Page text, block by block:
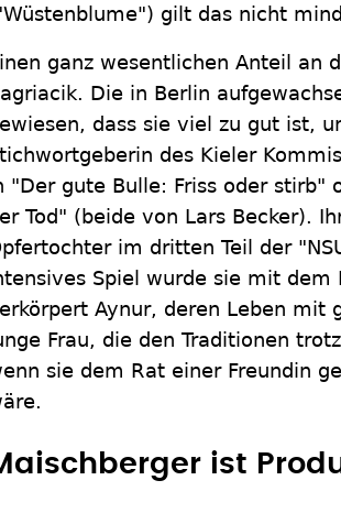
gilt das nicht
ganz wesentlichen Anteil an
Die in Berlin
dass sie viel zu gut ist,
des Kieler
"Der gute Bulle: Friss oder stirb"
Tod" (beide von Lars Becker).
im dritten Teil der
Spiel wurde sie mit dem
Aynur, deren Leben mit
Frau, die den Traditionen
sie dem Rat einer Freundin
ist